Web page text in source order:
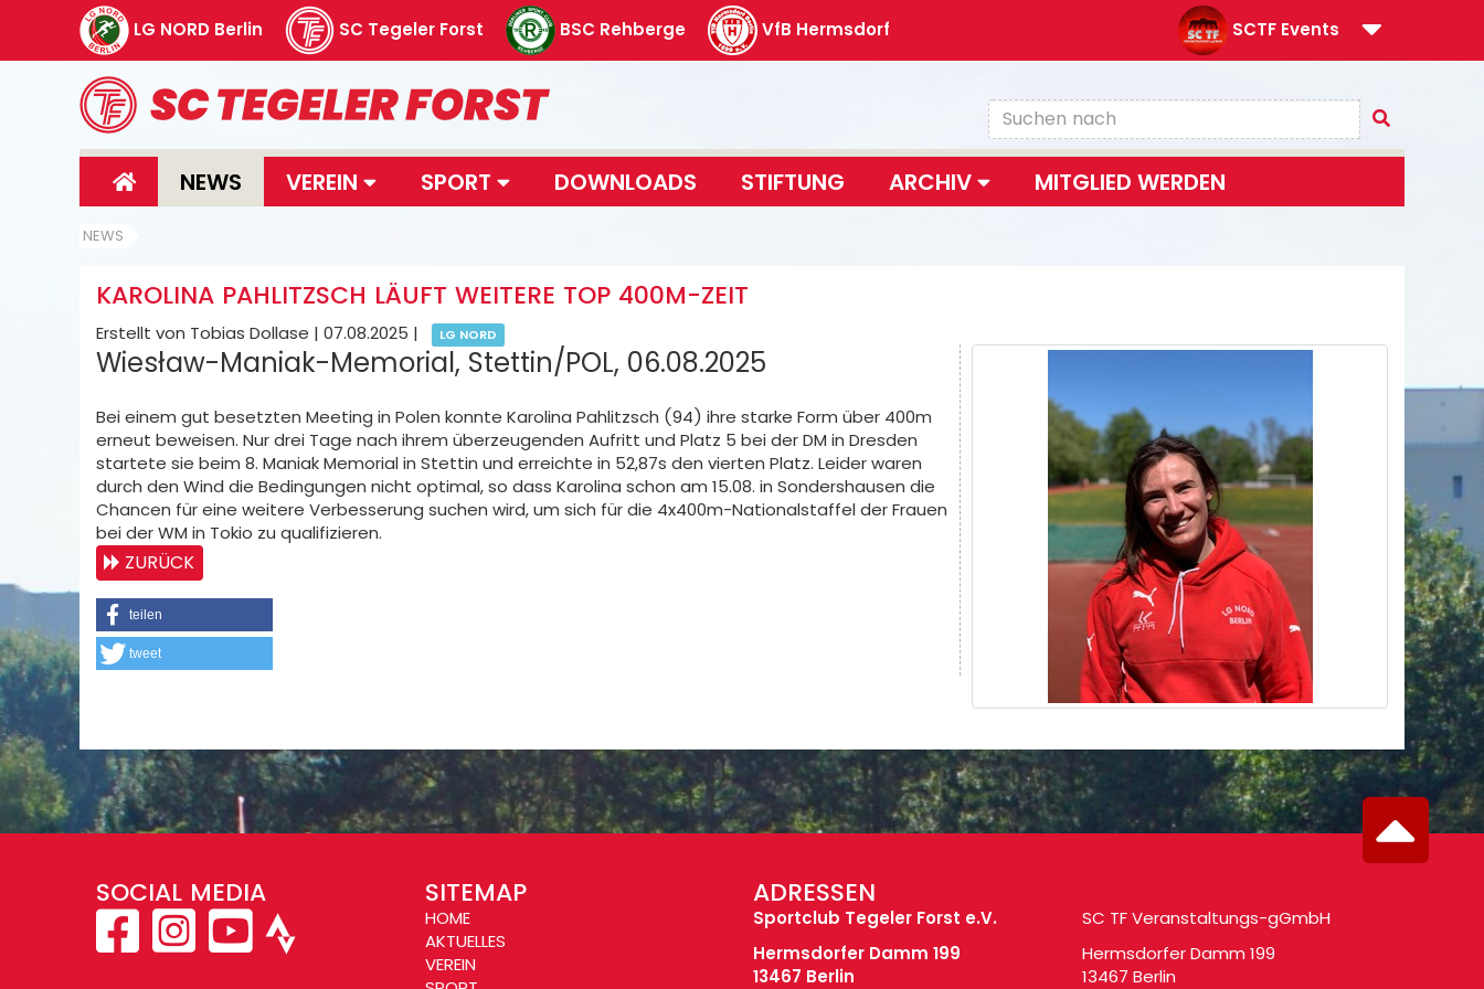
LG NORD Berlin SC Tegeler Forst BSC Rehberge VfB Hermsdorf SCTF Events
NEWS VEREIN SPORT DOWNLOADS STIFTUNG ARCHIV MITGLIED WERDEN
NEWS
KAROLINA PAHLITZSCH LÄUFT WEITERE TOP 400M-ZEIT
Erstellt von Tobias Dollase | 07.08.2025 | LG NORD
Wiesław-Maniak-Memorial, Stettin/POL, 06.08.2025
Bei einem gut besetzten Meeting in Polen konnte Karolina Pahlitzsch (94) ihre starke Form über 400m
erneut beweisen. Nur drei Tage nach ihrem überzeugenden Aufritt und Platz 5 bei der DM in Dresden
startete sie beim 8. Maniak Memorial in Stettin und erreichte in 52,87s den vierten Platz. Leider waren
durch den Wind die Bedingungen nicht optimal, so dass Karolina schon am 15.08. in Sondershausen die
Chancen für eine weitere Verbesserung suchen wird, um sich für die 4x400m-Nationalstaffel der Frauen
bei der WM in Tokio zu qualifizieren.
ZURÜCK
teilen
tweet
SOCIAL MEDIA SITEMAP
HOME
AKTUELLES
VEREIN
ADRESSEN
Sportclub Tegeler Forst e.V.
Hermsdorfer Damm 199
13467 Berlin
SC TF Veranstaltungs-gGmbH
Hermsdorfer Damm 199
13467 Berlin